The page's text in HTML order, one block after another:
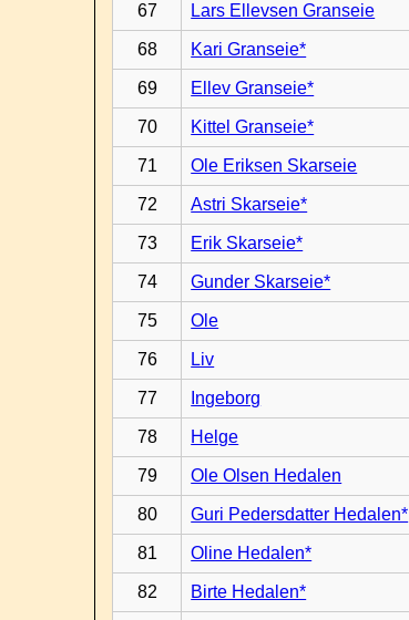
67 Lars Ellevsen Granseie
68 Kari Granseie*
69 Ellev Granseie*
70 Kittel Granseie*
71 Ole Eriksen Skarseie
72 Astri Skarseie*
73 Erik Skarseie*
74 Gunder Skarseie*
75 Ole
76 Liv
77 Ingeborg
78 Helge
79 Ole Olsen Hedalen
80 Guri Pedersdatter Hedalen*
81 Oline Hedalen*
82 Birte Hedalen*